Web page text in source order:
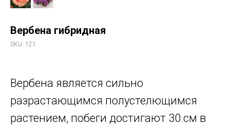
Вербена гибридная
SKU: 121
Вербена является сильно
разрастающимся полустелющимся
растением, побеги достигают 30 см в